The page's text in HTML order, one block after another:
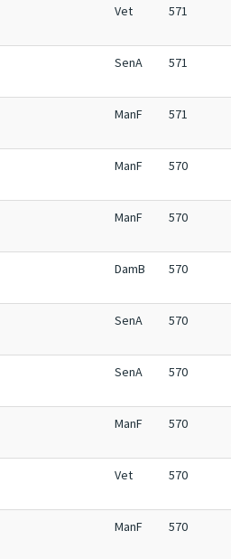
Vet 571
SenA 571
ManF 571
ManF 570
ManF 570
DamB 570
SenA 570
SenA 570
ManF 570
Vet 570
ManF 570